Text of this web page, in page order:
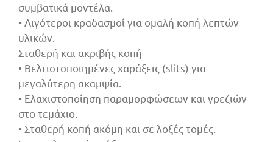
συμβατικά μοντέλα.
• Λιγότεροι κραδασμοί για ομαλή κοπή λεπτών
υλικών.
Σταθερή και ακριβής κοπή
• Βελτιστοποιημένες χαράξεις (slits) για
μεγαλύτερη ακαμψία.
• Ελαχιστοποίηση παραμορφώσεων και γρεζιών
στο τεμάχιο.
• Σταθερή κοπή ακόμη και σε λοξές τομές.